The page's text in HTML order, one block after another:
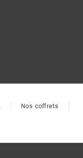
Nos coffrets